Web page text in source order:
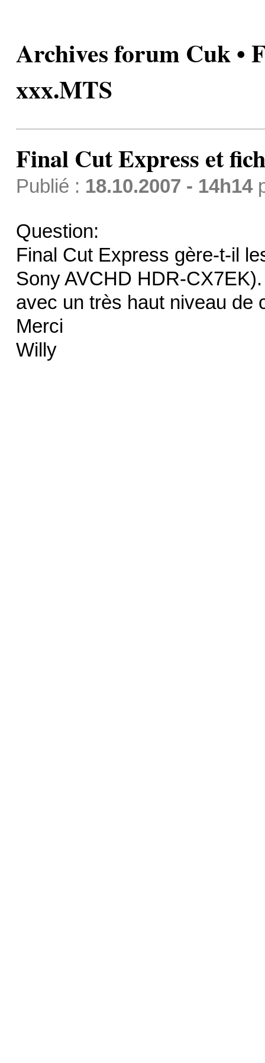
Archives forum Cuk •
xxx.MTS
Final Cut Express et
Publié : 18.10.2007 - 14h14
Question:
Final Cut Express gère-t-il
Sony AVCHD HDR-
avec un très haut niveau de
Merci
Willy